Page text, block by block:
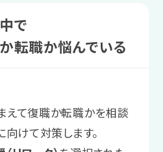
す。
を学びます。
タッフが就職活動を
。必要に応じて面接
同行します。
環境を探す
業務や、居心地のよい
。
りへの
ミュニケーションのコ
。
で
転職か悩んでいる
えて復職か転職かを相談
向けて対策します。